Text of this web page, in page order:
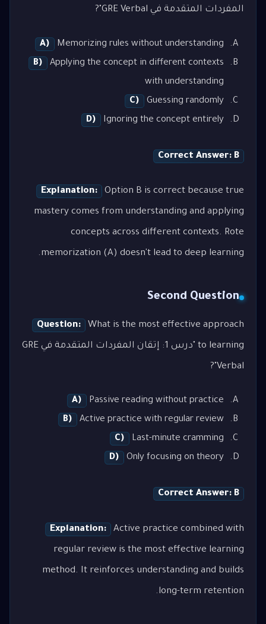
المفردات المتقدمة في GRE Verbal"?
A)
Memorizing rules without understanding
B)
Applying the concept in different contexts
with understanding
C)
Guessing randomly
D)
Ignoring the concept entirely
Correct Answer: B
Explanation: Option B is correct because true
mastery comes from understanding and applying
concepts across different contexts. Rote
memorization (A) doesn't lead to deep learning.
Second Question
Question: What is the most effective approach
to learning "درس 1: إتقان المفردات المتقدمة في GRE
Verbal"?
A)
Passive reading without practice
B)
Active practice with regular review
C)
Last-minute cramming
D)
Only focusing on theory
Correct Answer: B
Explanation: Active practice combined with
regular review is the most effective learning
method. It reinforces understanding and builds
long-term retention.